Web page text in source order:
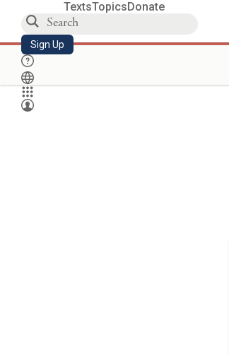
TextsTopicsDonate
Sign Up